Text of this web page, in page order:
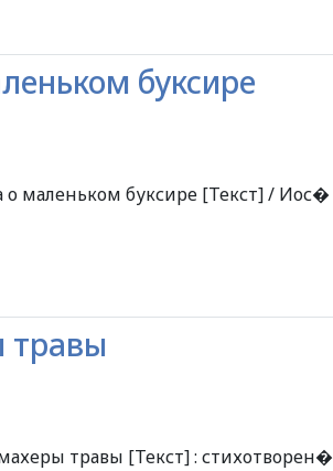
буксире
о маленьком буксире [Текст] / Иос�
травы
травы [Текст] : стихотворен�